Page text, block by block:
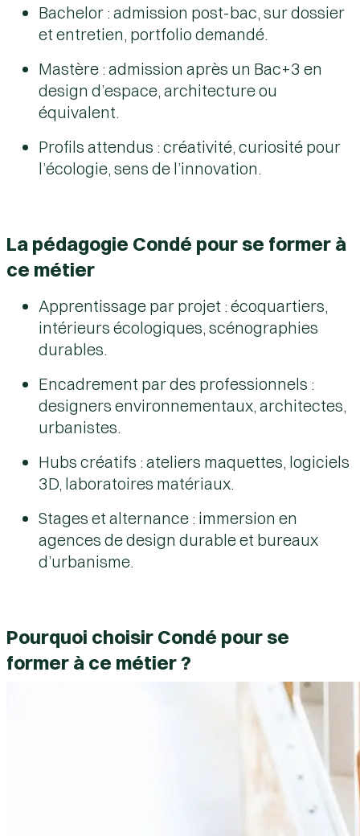
Bachelor : admission post-bac, sur dossier
et entretien, portfolio demandé.
Mastère : admission après un Bac+3 en
design d’espace, architecture ou
équivalent.
Profils attendus : créativité, curiosité pour
l’écologie, sens de l’innovation.
La pédagogie Condé pour se former à
ce métier
Apprentissage par projet : écoquartiers,
intérieurs écologiques, scénographies
durables.
Encadrement par des professionnels :
designers environnementaux, architectes,
urbanistes.
Hubs créatifs : ateliers maquettes, logiciels
3D, laboratoires matériaux.
Stages et alternance : immersion en
agences de design durable et bureaux
d’urbanisme.
Pourquoi choisir Condé pour se
former à ce métier ?